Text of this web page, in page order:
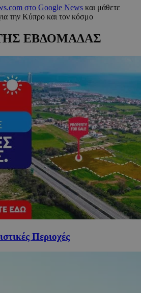
στο Google News και μάθετε
την Κύπρο και τον κόσμο
ΕΒΔΟΜΑΔΑΣ
Περιοχές